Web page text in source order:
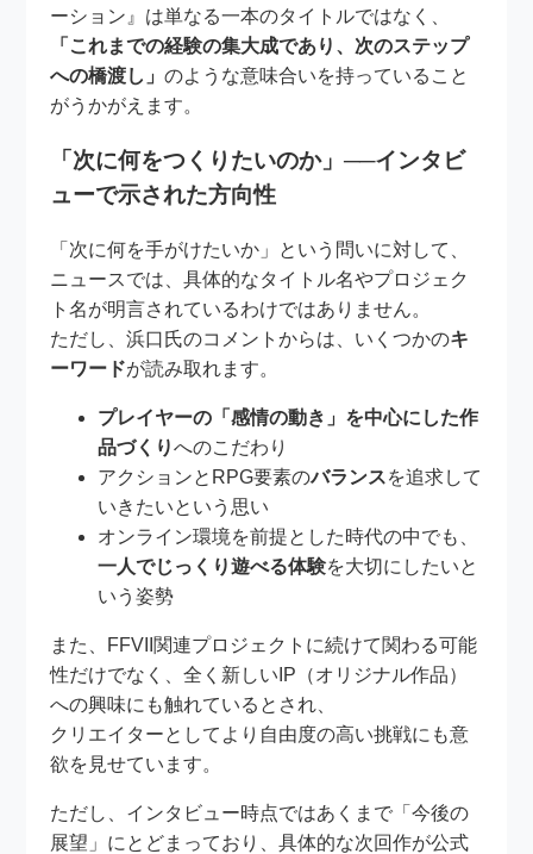
ーション』は単なる一本のタイトルではなく、
「これまでの経験の集大成であり、次のステップ
への橋渡し」のような意味合いを持っていること
がうかがえます。
「次に何をつくりたいのか」──インタビ
ューで示された方向性
「次に何を手がけたいか」という問いに対して、
ニュースでは、具体的なタイトル名やプロジェク
ト名が明言されているわけではありません。
ただし、浜口氏のコメントからは、いくつかのキ
ーワードが読み取れます。
プレイヤーの「感情の動き」を中心にした作
品づくりへのこだわり
アクションとRPG要素のバランスを追求して
いきたいという思い
オンライン環境を前提とした時代の中でも、
一人でじっくり遊べる体験を大切にしたいと
いう姿勢
また、FFVII関連プロジェクトに続けて関わる可能
性だけでなく、全く新しいIP（オリジナル作品）
への興味にも触れているとされ、
クリエイターとしてより自由度の高い挑戦にも意
欲を見せています。
ただし、インタビュー時点ではあくまで「今後の
展望」にとどまっており、具体的な次回作が公式